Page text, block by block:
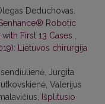
Deduchovas,
Robotic
First 13 Cases
Lietuvos chirurgija
Jurgita
Valerijus
Išplitusio